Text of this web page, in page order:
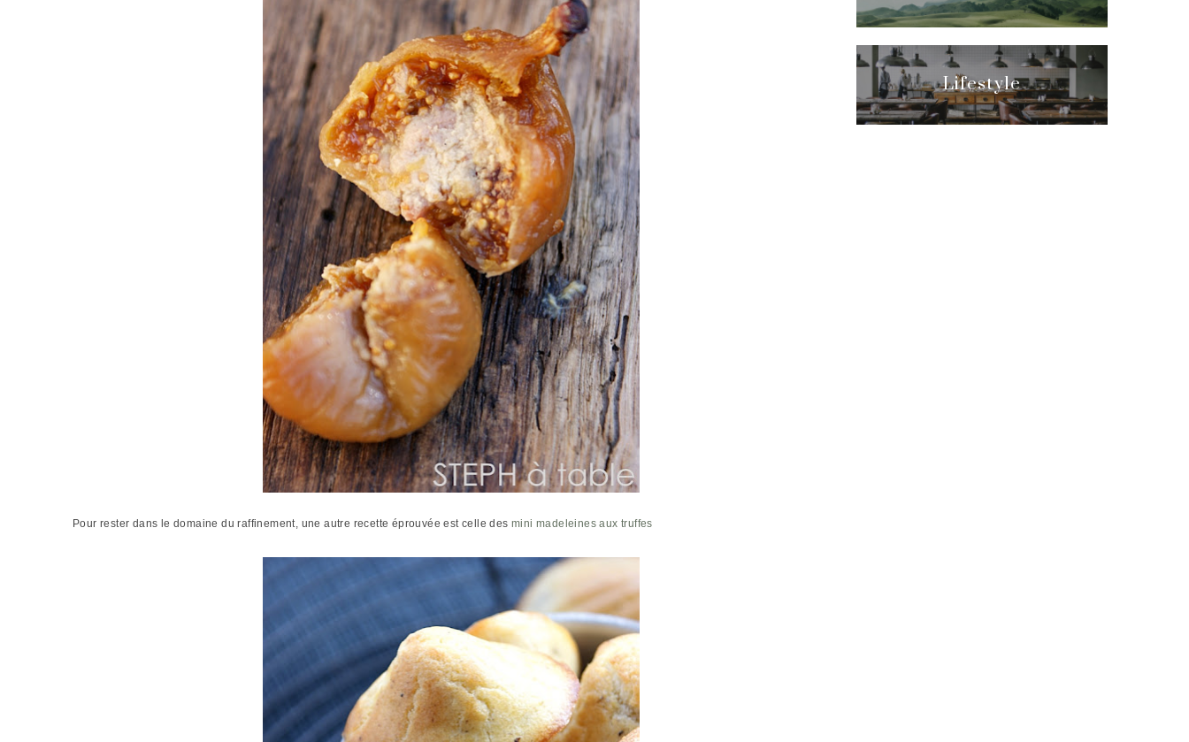
Pour rester dans le domaine du raffinement, une autre recette éprouvée est celle des mini madeleines aux truffes
Lifestyle